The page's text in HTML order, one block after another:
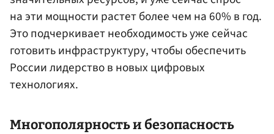
на эти мощности растет более чем на 60% в год.
Это подчеркивает необходимость уже сейчас
готовить инфраструктуру, чтобы обеспечить
России лидерство в новых цифровых
технологиях.
Многополярность и безопасность